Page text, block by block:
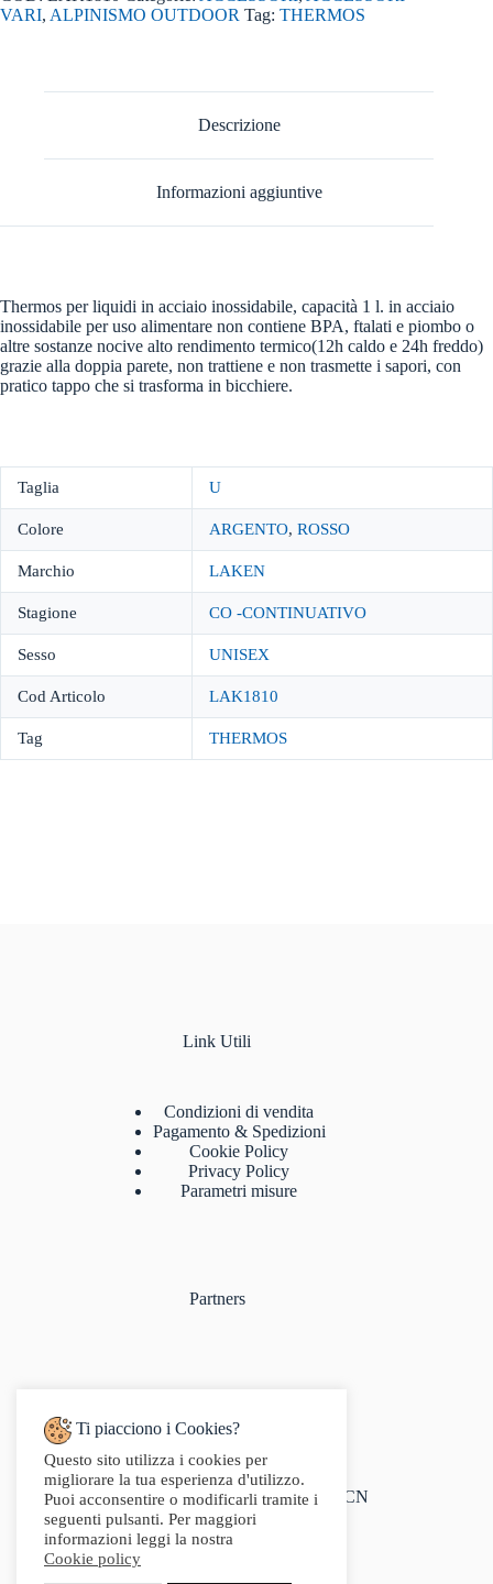
VARI, ALPINISMO OUTDOOR Tag: THERMOS
Descrizione
Informazioni aggiuntive
Thermos per liquidi in acciaio inossidabile, capacità 1 l. in acciaio
inossidabile per uso alimentare non contiene BPA, ftalati e piombo o
altre sostanze nocive alto rendimento termico(12h caldo e 24h freddo)
grazie alla doppia parete, non trattiene e non trasmette i sapori, con
pratico tappo che si trasforma in bicchiere.
Taglia U
Colore ARGENTO, ROSSO
Marchio LAKEN
Stagione CO -CONTINUATIVO
Sesso UNISEX
Cod Articolo LAK1810
Tag THERMOS
Link Utili
Condizioni di vendita
Pagamento & Spedizioni
Cookie Policy
Privacy Policy
Parametri misure
Partners
Indirizzo:
Via Audisio, 26, 12042 Bra CN
Telefono:
0172 412 414
Ti piacciono i Cookies?
Questo sito utilizza i cookies per
migliorare la tua esperienza d'utilizzo.
Puoi acconsentire o modificarli tramite i
seguenti pulsanti. Per maggiori
informazioni leggi la nostra
Cookie policy